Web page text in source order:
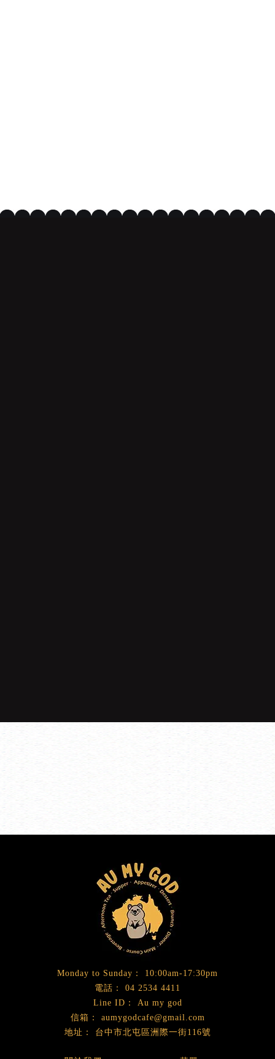
Au my god
04 2534 4411
10:00am-17:30pm
aumygodcafe@gmail.com
台中市北屯區洲際一街116號